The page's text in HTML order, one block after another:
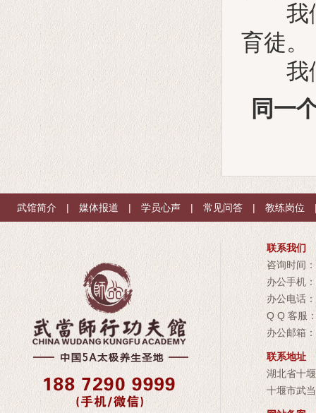
我们
育徒。
我们
同一
武馆简介 | 媒体报道 | 学员心声 | 常见问答 | 教练岗位
联系我们
咨询时间
办公手机
办公电话
Q Q 客服
办公邮箱
联系地址
湖北省十
十堰市武